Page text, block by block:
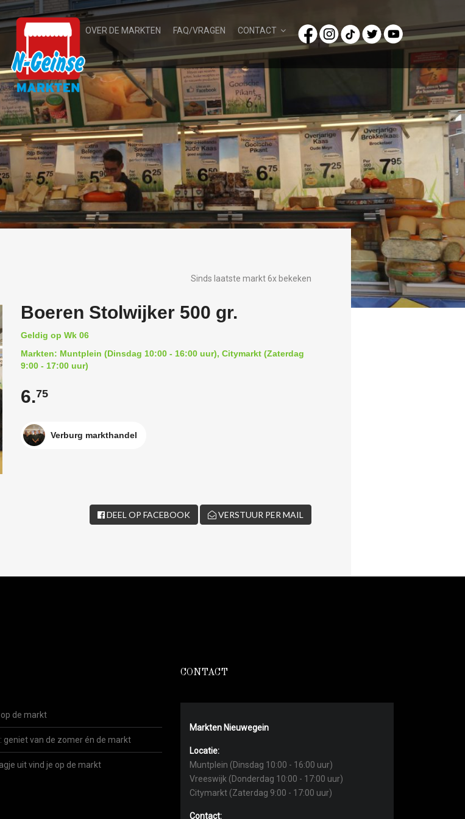
OVER DE MARKTEN FAQ/VRAGEN CONTACT
Sinds laatste markt 6x bekeken
Boeren Stolwijker 500 gr.
Geldig op Wk 06
Markten: Muntplein (Dinsdag 10:00 - 16:00 uur), Citymarkt (Zaterdag
9:00 - 17:00 uur)
6.75
Verburg markthandel
DEEL OP FACEBOOK VERSTUUR PER MAIL
de markt
geniet van de zomer én de markt
uit vind je op de markt
CONTACT
Markten Nieuwegein
Locatie:
Muntplein (Dinsdag 10:00 - 16:00 uur)
Vreeswijk (Donderdag 10:00 - 17:00 uur)
Citymarkt (Zaterdag 9:00 - 17:00 uur)
Contact: